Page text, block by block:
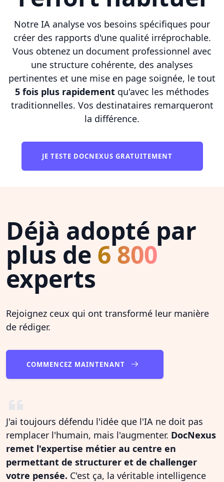
Notre IA analyse vos besoins spécifiques pour
créer des rapports d'une qualité irréprochable.
Vous obtenez un document professionnel avec
une structure cohérente, des analyses
pertinentes et une mise en page soignée, le tout
5 fois plus rapidement qu'avec les méthodes
traditionnelles. Vos destinataires remarqueront
la différence.
JE TESTE DOCNEXUS GRATUITEMENT
Déjà adopté par
plus de 6 800
experts
Rejoignez ceux qui ont transformé leur manière
de rédiger.
COMMENCEZ MAINTENANT
J'ai toujours défendu l'idée que l'IA ne doit pas
remplacer l'humain, mais l'augmenter. DocNexus
remet l'expertise métier au centre en
permettant de structurer et de challenger
votre pensée. C'est ça, la véritable intelligence